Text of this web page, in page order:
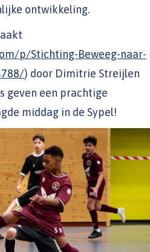
ontwikkeling.
p/Stichting-Beweeg-naar-
) door Dimitrie Streijlen
geven een prachtige
middag in de Sypel!